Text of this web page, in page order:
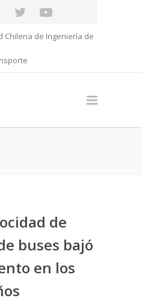
Chilena de Ingeniería de
de
buses bajó
en los